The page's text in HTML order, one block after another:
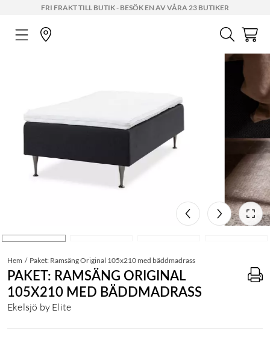
FRI FRAKT TILL BUTIK - BESÖK EN AV VÅRA 23 BUTIKER
Hem Paket: Ramsäng Original 105x210 med bäddmadrass
PAKET: RAMSÄNG ORIGINAL
105X210 MED BÄDDMADRASS
Ekelsjö by Elite